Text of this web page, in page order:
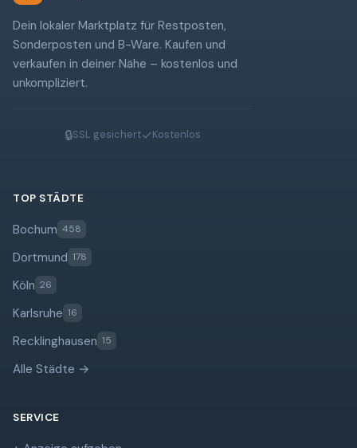
Dein lokaler Marktplatz für Restposten,
Sonderposten und B-Ware. Kaufen und
verkaufen in deiner Nähe – kostenlos und
unkompliziert.
🔒SSL gesichert✓Kostenlos
TOP STÄDTE
Bochum 458
Dortmund 178
Köln 26
Karlsruhe 16
Recklinghausen 15
Alle Städte →
SERVICE